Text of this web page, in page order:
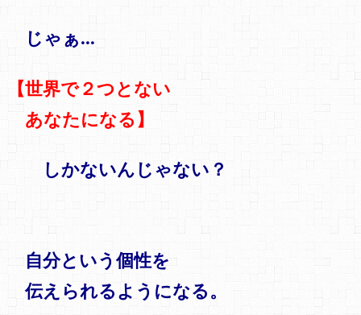
じゃぁ…
【世界で２つとない
あなたになる】
しかないんじゃない？
自分という個性を
伝えられるようになる。